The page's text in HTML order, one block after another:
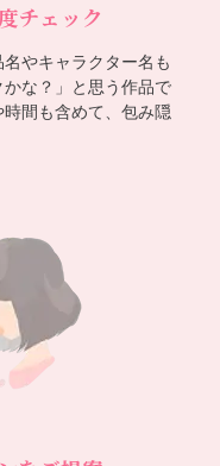
チェック
やキャラクター名も
な？」と思う作品で
間も含めて、包み隠